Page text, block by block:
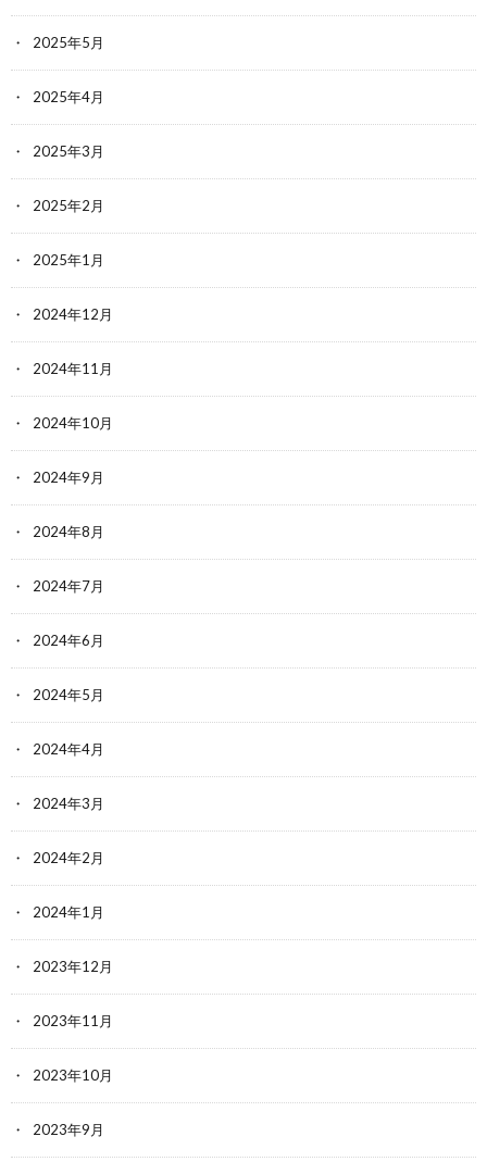
2025年5月
2025年4月
2025年3月
2025年2月
2025年1月
2024年12月
2024年11月
2024年10月
2024年9月
2024年8月
2024年7月
2024年6月
2024年5月
2024年4月
2024年3月
2024年2月
2024年1月
2023年12月
2023年11月
2023年10月
2023年9月